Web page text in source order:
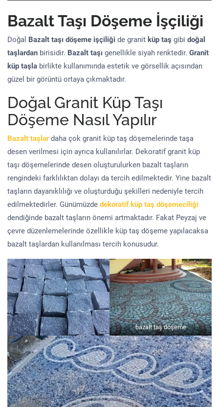
Bazalt Taşı Döşeme İşçiliği
Doğal Bazalt taşı döşeme işçiliği de granit küp taş gibi doğal
taşlardan birisidir. Bazalt taşı genellikle siyah renktedir. Granit
küp taşla birlikte kullanımında estetik ve görsellik açısından
güzel bir görüntü ortaya çıkmaktadır.
Doğal Granit Küp Taşı
Döşeme Nasıl Yapılır
Bazalt taşlardaha çok granit küp taş döşemelerinde taşa
desen verilmesi için ayrıca kullanılırlar. Dekoratif granit küp
taşı döşemelerinde desen oluşturulurken bazalt taşların
rengindeki farklılıktan dolayı da tercih edilmektedir. Yine bazalt
taşların dayanıklılığı ve oluşturduğu şekilleri nedeniyle tercih
edilmektedirler. Günümüzde dekoratif küp taş döşemeciliği
dendiğinde bazalt taşların önemi artmaktadır. Fakat Peyzaj ve
çevre düzenlemelerinde özellikle küp taş döşeme yapılacaksa
bazalt taşlardan kullanılması tercih konusudur.
bazalt taş döşeme